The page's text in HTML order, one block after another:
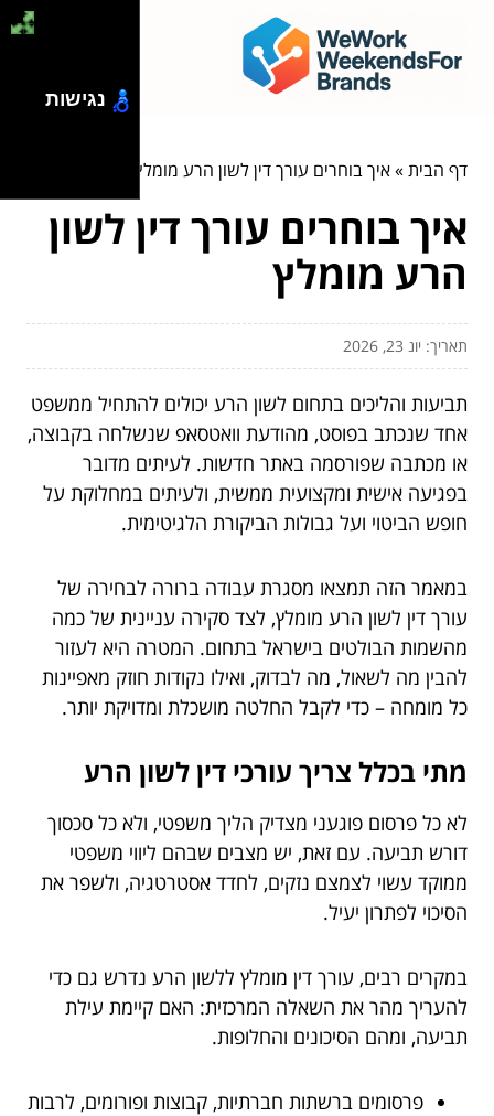
דף הבית»איך בוחרים עורך דין לשון הרע מומלץ
איך בוחרים עורך דין לשון
הרע מומלץ
תאריך: יונ 23, 2026
תביעות והליכים בתחום לשון הרע יכולים להתחיל ממשפט
אחד שנכתב בפוסט, מהודעת וואטסאפ שנשלחה בקבוצה,
או מכתבה שפורסמה באתר חדשות. לעיתים מדובר
בפגיעה אישית ומקצועית ממשית, ולעיתים במחלוקת על
חופש הביטוי ועל גבולות הביקורת הלגיטימית.
במאמר הזה תמצאו מסגרת עבודה ברורה לבחירה של
עורך דין לשון הרע מומלץ, לצד סקירה עניינית של כמה
מהשמות הבולטים בישראל בתחום. המטרה היא לעזור
להבין מה לשאול, מה לבדוק, ואילו נקודות חוזק מאפיינות
כל מומחה – כדי לקבל החלטה מושכלת ומדויקת יותר.
מתי בכלל צריך עורכי דין לשון הרע
לא כל פרסום פוגעני מצדיק הליך משפטי, ולא כל סכסוך
דורש תביעה. עם זאת, יש מצבים שבהם ליווי משפטי
ממוקד עשוי לצמצם נזקים, לחדד אסטרטגיה, ולשפר את
הסיכוי לפתרון יעיל.
במקרים רבים, עורך דין מומלץ ללשון הרע נדרש גם כדי
להעריך מהר את השאלה המרכזית: האם קיימת עילת
תביעה, ומהם הסיכונים והחלופות.
פרסומים ברשתות חברתיות, קבוצות ופורומים, לרבות
נגישות